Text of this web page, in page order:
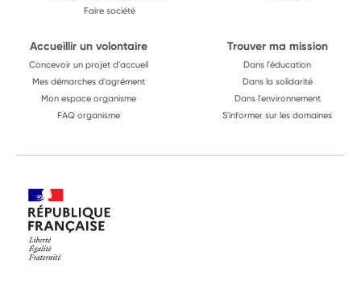
Faire société
Accueillir un volontaire
Concevoir un projet d'accueil
Mes démarches d'agrément
Mon espace organisme
FAQ organisme
Trouver ma mission
Dans l'éducation
Dans la solidarité
Dans l'environnement
S'informer sur les domaines